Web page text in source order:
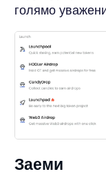
голямо
Заеми